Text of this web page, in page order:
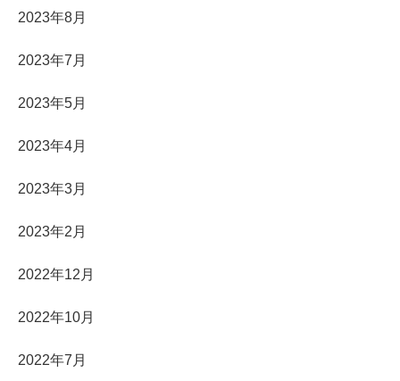
2023年8月
2023年7月
2023年5月
2023年4月
2023年3月
2023年2月
2022年12月
2022年10月
2022年7月